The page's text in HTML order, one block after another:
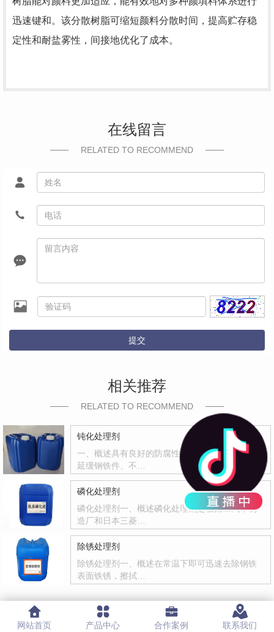
迅速键和。该分散树脂可缩短颜料分散时间，提高贮存稳
定性和耐盐雾性，间接地优化了成本。
在线留言
RELATED TO RECOMMEND
提交
相关推荐
RELATED TO RECOMMEND
钝化处理剂
一、概述具有良好的防腐性和封闭能力，有效地
延缓钢铁件、不…
磷化处理剂
磷化处理剂一、概述磷化处理剂是在第二汽车制
造厂和日本三菱…
除锈处理剂
除锈处理剂一、概述在常温下即可迅速去除钢铁
表面铁锈，擦拭…
网站首页 产品中心 合作案例 联系我们